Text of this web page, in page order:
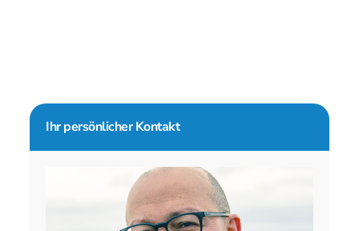
Seitenspalte
Ihr persönlicher Kontakt